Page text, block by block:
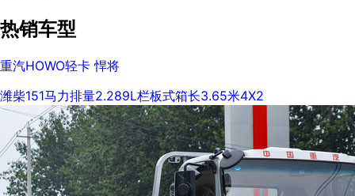
热销车型
重汽HOWO轻卡 悍将
潍柴151马力排量2.289L栏板式箱长3.65米4X2